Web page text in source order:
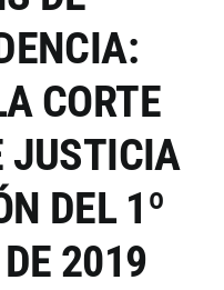
CORTE
JUSTICIA
DEL 1º
2019